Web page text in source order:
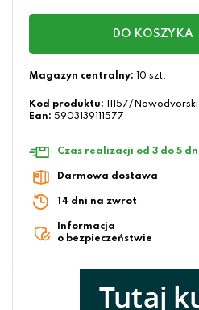
DO KOSZYKA
Magazyn centralny: 10 szt.
Kod produktu:
11157/Nowodvorski
Ean: 5903139111577
Czas realizacji od 3 do 5
Darmowa dostawa
14 dni na zwrot
Informacja
o bezpieczeństwie